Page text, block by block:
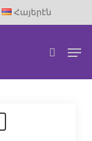
Հայերէն
search